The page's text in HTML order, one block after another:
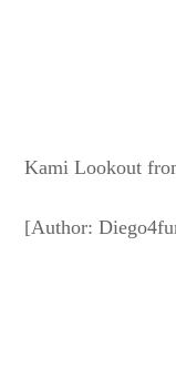
Kami Lookout
[Author: